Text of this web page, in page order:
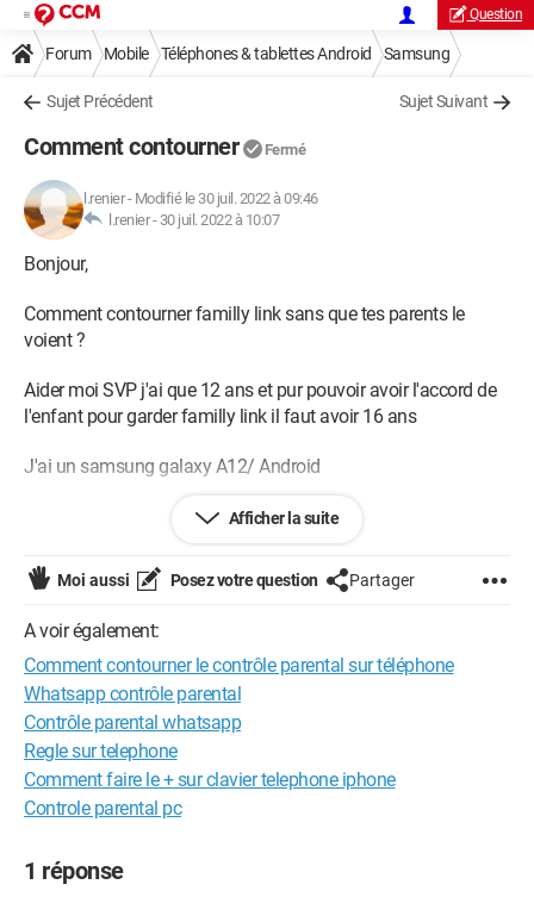
Question
Forum Mobile Téléphones & tablettes Android Samsung
Sujet Précédent Sujet Suivant
Comment contourner Fermé
l.renier- Modifié le 30 juil. 2022 à 09:46
l.renier - 30 juil. 2022 à 10:07
Bonjour,
Comment contourner familly link sans que tes parents le
voient ?
Aider moi SVP j'ai que 12 ans et pur pouvoir avoir l'accord de
l'enfant pour garder familly link il faut avoir 16 ans
J'ai un samsung galaxy A12/ Android
Afficher la suite
Moi aussi Posez votre question Partager
A voir également:
Comment contourner le contrôle parental sur téléphone
Whatsapp contrôle parental
Contrôle parental whatsapp
Regle sur telephone
Comment faire le + sur clavier telephone iphone
Controle parental pc
1 réponse